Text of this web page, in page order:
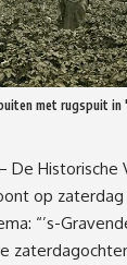
met rugspuit in
– De Historische
op
“’s-